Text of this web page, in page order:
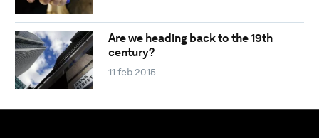
Are we heading back to the 19th
century?
11 feb 2015